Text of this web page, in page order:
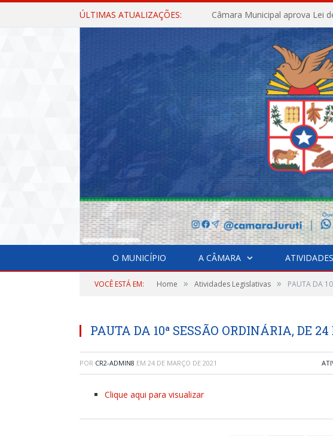
ÚLTIMAS ATUALIZAÇÕES:
O MUNICÍPIO A CÂMARA
VOCÊ ESTÁ EM: Home » Atividades Legislativas » PAUTA DA
PAUTA DA 10ª SESSÃO ORDINÁRIA, DE 24
POR CR2-ADMIN8 EM 24 DE MARÇO DE 2021
Clique aqui para visualizar